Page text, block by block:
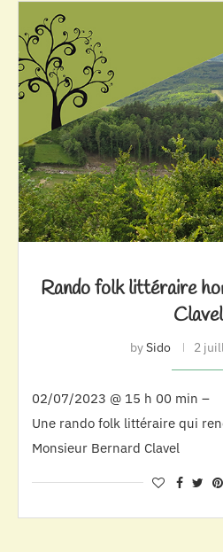
Rando folk littéraire
Clavel
bySido 2
02/07/2023 @ 15 h 00 min –
Une rando folk littéraire qui
Monsieur Bernard Clavel